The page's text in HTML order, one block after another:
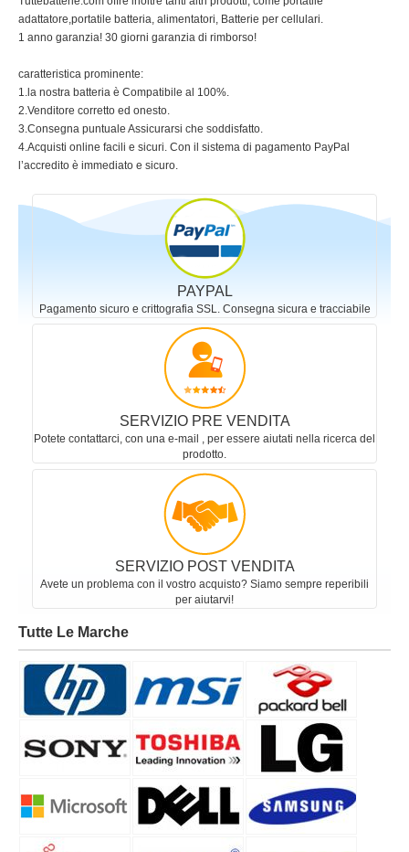
adattatore,portatile batteria, alimentatori, Batterie per cellulari.
1 anno garanzia! 30 giorni garanzia di rimborso!
caratteristica prominente:
1.la nostra batteria è Compatibile al 100%.
2.Venditore corretto ed onesto.
3.Consegna puntuale Assicurarsi che soddisfatto.
4.Acquisti online facili e sicuri. Con il sistema di pagamento PayPal
l’accredito è immediato e sicuro.
PAYPAL
Pagamento sicuro e crittografia SSL. Consegna sicura e tracciabile
SERVIZIO PRE VENDITA
Potete contattarci, con una e-mail , per essere aiutati nella ricerca del
prodotto.
SERVIZIO POST VENDITA
Avete un problema con il vostro acquisto? Siamo sempre reperibili
per aiutarvi!
Tutte Le Marche